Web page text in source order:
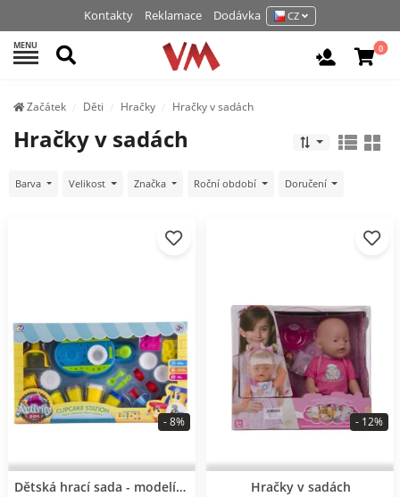
Kontakty Reklamace Dodávka CZ
MENU Hledat Vchod /
0
Začátek Děti Hračky Hračky v sadách
Hračky v sadách
Barva Velikost Značka Roční období Doručení
Dětská hrací sada - modelína pro děti od 5 let
- 8%
BESTSELLER
Hračky v sadách
- 12%